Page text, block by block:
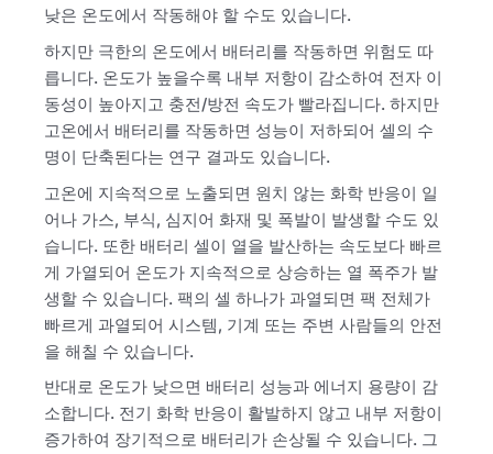
낮은 온도에서 작동해야 할 수도 있습니다.
하지만 극한의 온도에서 배터리를 작동하면 위험도 따
릅니다. 온도가 높을수록 내부 저항이 감소하여 전자 이
동성이 높아지고 충전/방전 속도가 빨라집니다. 하지만
고온에서 배터리를 작동하면 성능이 저하되어 셀의 수
명이 단축된다는 연구 결과도 있습니다.
고온에 지속적으로 노출되면 원치 않는 화학 반응이 일
어나 가스, 부식, 심지어 화재 및 폭발이 발생할 수도 있
습니다. 또한 배터리 셀이 열을 발산하는 속도보다 빠르
게 가열되어 온도가 지속적으로 상승하는 열 폭주가 발
생할 수 있습니다. 팩의 셀 하나가 과열되면 팩 전체가
빠르게 과열되어 시스템, 기계 또는 주변 사람들의 안전
을 해칠 수 있습니다.
반대로 온도가 낮으면 배터리 성능과 에너지 용량이 감
소합니다. 전기 화학 반응이 활발하지 않고 내부 저항이
증가하여 장기적으로 배터리가 손상될 수 있습니다. 그